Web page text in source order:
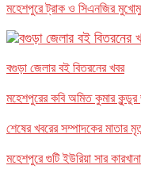
মহেশপুরে ট্রাক ও সিএনজির
বগুড়া জেলার বই বিতরনের খবর
মহেশপুরের কবি অমিত কুমার কুন্ডুর
শেষের খবরের সম্পাদকের মাতার
মহেশপুরে গুটি ইউরিয়া সার